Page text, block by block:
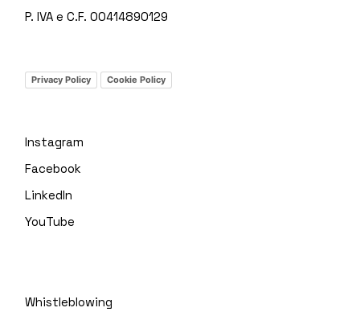
P. IVA e C.F. 00414890129
Privacy Policy Cookie Policy
Instagram
Facebook
LinkedIn
YouTube
Whistleblowing